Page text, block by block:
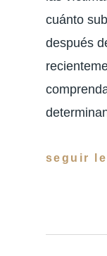
cuánto
después
seguir